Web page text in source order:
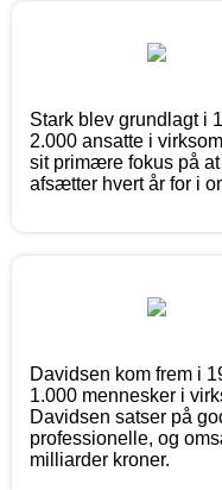
Stark blev grundlagt i
2.000 ansatte i
sit primære fokus på
afsætter hvert år for i
Davidsen kom frem i
1.000 mennesker i
Davidsen satser på
professionelle, og
milliarder kroner.